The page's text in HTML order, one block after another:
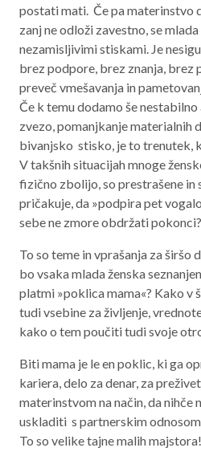
postati mati. Če pa materinstvo
zanj ne odloži zavestno, se
nezamisljivimi stiskami. Je
brez podpore, brez znanja, brez
preveč vmešavanja in
Če k temu dodamo še
zvezo, pomanjkanje materialnih
bivanjsko stisko, je to trenutek,
V takšnih situacijah mnoge
fizično zbolijo, so prestrašene in
pričakuje, da »podpira pet
sebe ne zmore obdržati pokonci?
To so teme in vprašanja za širšo
bo vsaka mlada ženska
platmi »poklica mama«? Kako
tudi vsebine za življenje,
kako o tem poučiti tudi svoje
Biti mama je le en poklic, ki ga
kariera, delo za denar, za
materinstvom na način, da nihče
uskladiti s partnerskim
To so velike tajne malih